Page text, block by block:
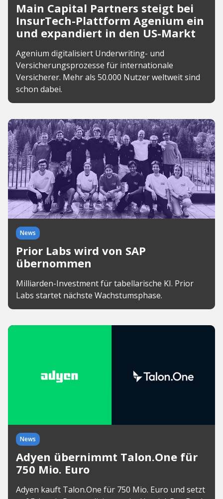
Main Capital Partners steigt bei
InsurTech-Plattform Agenium ein
und expandiert in den US-Markt
Agenium digitalisiert Underwriting- und
Versicherungsprozesse für internationale
Versicherer. Mehr als 50.000 Nutzer weltweit sind
schon dabei.
News
Prior Labs wird von SAP
übernommen
Milliarden-Investment für tabellarische KI. Prior
Labs startet nächste Wachstumsphase.
News
Adyen übernimmt Talon.One für
750 Mio. Euro
Adyen kauft Talon.One für 750 Mio. Euro und setzt